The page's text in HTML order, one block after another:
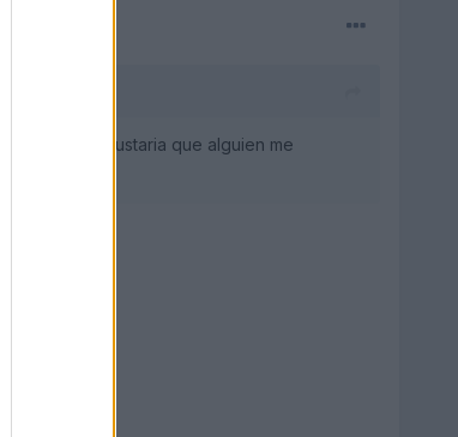
mil km, me gustaria que alguien me